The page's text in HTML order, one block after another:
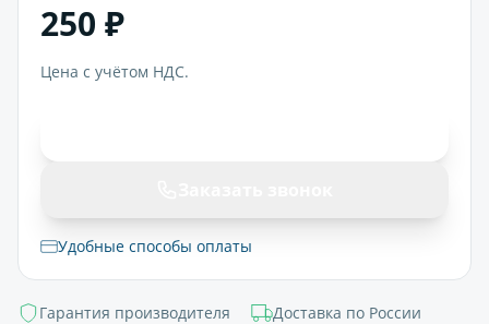
250 ₽
Цена с учётом НДС.
Удобные способы оплаты
Гарантия производителя
Доставка по России